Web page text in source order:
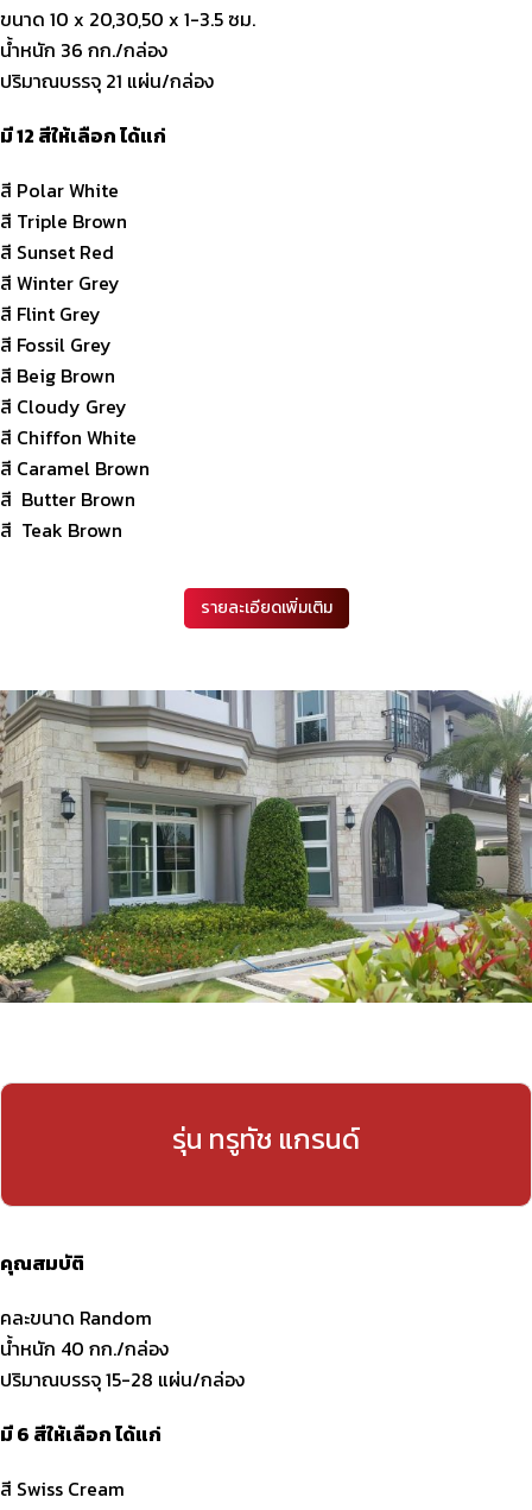
ขนาด 10 x 20,30,50 x 1-3.5 ซม.
น้ำหนัก 36 กก./กล่อง
ปริมาณบรรจุ 21 แผ่น/กล่อง
มี 12 สีให้เลือก ได้แก่
สี Polar White
สี Triple Brown
สี Sunset Red
สี Winter Grey
สี Flint Grey
สี Fossil Grey
สี Beig Brown
สี Cloudy Grey
สี Chiffon White
สี Caramel Brown
สี Butter Brown
สี Teak Brown
รายละเอียดเพิ่มเติม
รุ่น ทรูทัช แกรนด์
คุณสมบัติ
คละขนาด Random
น้ำหนัก 40 กก./กล่อง
ปริมาณบรรจุ 15-28 แผ่น/กล่อง
มี 6 สีให้เลือก ได้แก่
สี Swiss Cream